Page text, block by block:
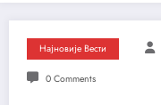
Најновије Вести
0 Comments